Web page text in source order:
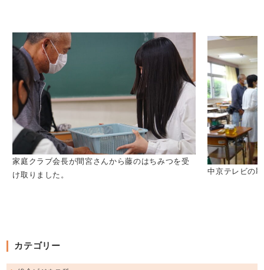
家庭クラブ会長が間宮さんから藤のはちみつを受
け取りました。
中京テレビの
カテゴリー